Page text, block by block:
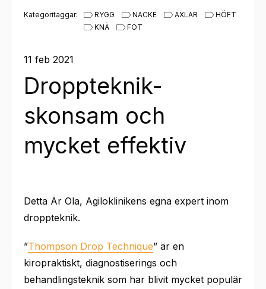
Kategoritaggar: RYGG NACKE AXLAR
HÖFT
KNÄ
FOT
11 feb 2021
Droppteknik-
skonsam och
mycket effektiv
Detta Är Ola, Agiloklinikens egna expert inom
droppteknik.
”Thompson Drop Technique” är en
kiropraktiskt, diagnostiserings och
behandlingsteknik som har blivit mycket populär